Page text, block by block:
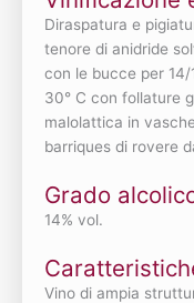
Diraspatura e
tenore di anidride
con le bucce per
30° C con follature
malolattica in
barriques di rovere
Grado
14% vol.
Vino di ampia